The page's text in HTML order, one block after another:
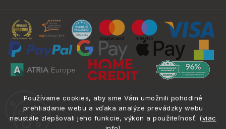
Používame cookies, aby sme Vám umožnili pohodlné
prehliadanie webu a vďaka analýze prevádzky webu
neustále zlepšovali jeho funkcie, výkon a použiteľnosť. (viac
práva vyhradené.